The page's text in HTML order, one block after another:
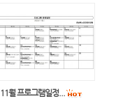
11월 프로그램일정...